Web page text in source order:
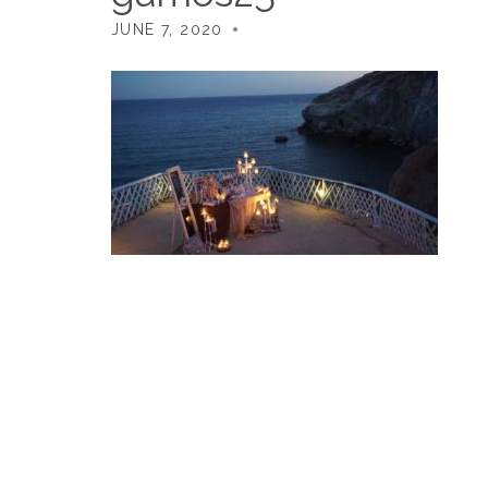
JUNE 7, 2020